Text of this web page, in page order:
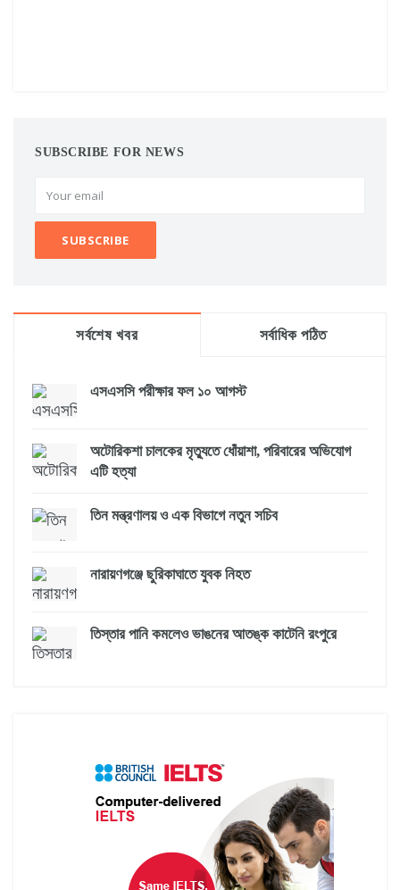
SUBSCRIBE FOR NEWS
সর্বশেষ খবর সর্বাধিক পঠিত
এসএসসি পরীক্ষার ফল ১০ আগস্ট
অটোরিকশা চালকের মৃত্যুতে ধোঁয়াশা, পরিবারের অভিযোগ
এটি হত্যা
তিন মন্ত্রণালয় ও এক বিভাগে নতুন সচিব
নারায়ণগঞ্জে ছুরিকাঘাতে যুবক নিহত
তিস্তার পানি কমলেও ভাঙনের আতঙ্ক কাটেনি রংপুরে